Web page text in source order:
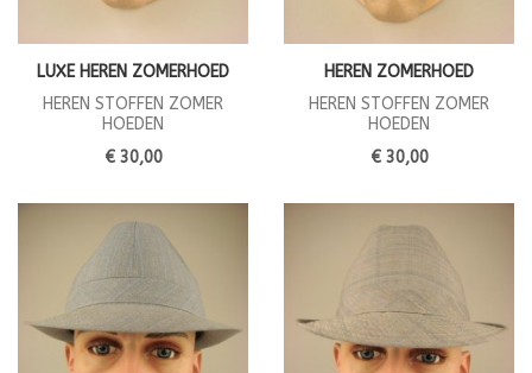
LUXE HEREN ZOMERHOED
HEREN STOFFEN ZOMER
HOEDEN
€ 30,00
HEREN ZOMERHOED
HEREN STOFFEN ZOMER
HOEDEN
€ 30,00